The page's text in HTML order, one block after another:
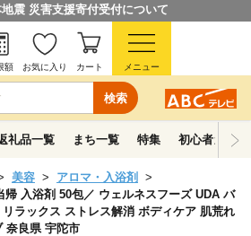
震 災害支援寄付受付について
検索
額 お気に入り カート メニュー
礼品一覧 まち一覧 特集 初心者ガイド
美容
アロマ・入浴剤
帰 入浴剤 50包／ ウェルネスフーズ UDA バ
ラックス ストレス解消 ボディケア 肌荒れ
奈良県 宇陀市